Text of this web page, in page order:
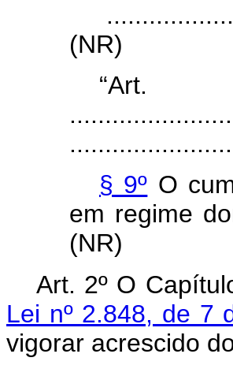
(NR)
§ 9º O
em regime
(NR)
Art. 2º O
Lei nº 2.848, de 7
vigorar acrescido